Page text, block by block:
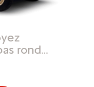
rond…